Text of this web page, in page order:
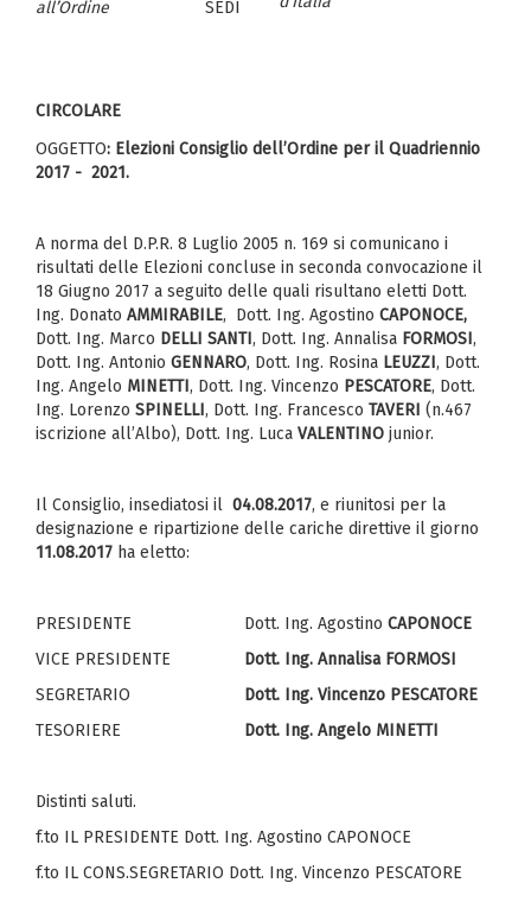
all’Ordine
SEDI
CIRCOLARE
OGGETTO: Elezioni Consiglio dell’Ordine per il Quadriennio
2017 - 2021.
A norma del D.P.R. 8 Luglio 2005 n. 169 si comunicano i
risultati delle Elezioni concluse in seconda convocazione il
18 Giugno 2017 a seguito delle quali risultano eletti Dott.
Ing. Donato AMMIRABILE, Dott. Ing. Agostino CAPONOCE,
Dott. Ing. Marco DELLI SANTI, Dott. Ing. Annalisa FORMOSI,
Dott. Ing. Antonio GENNARO, Dott. Ing. Rosina LEUZZI, Dott.
Ing. Angelo MINETTI, Dott. Ing. Vincenzo PESCATORE, Dott.
Ing. Lorenzo SPINELLI, Dott. Ing. Francesco TAVERI (n.467
iscrizione all’Albo), Dott. Ing. Luca VALENTINO junior.
Il Consiglio, insediatosi il 04.08.2017, e riunitosi per la
designazione e ripartizione delle cariche direttive il giorno
11.08.2017 ha eletto:
PRESIDENTE Dott. Ing. Agostino CAPONOCE
VICE PRESIDENTE
Dott. Ing. Annalisa FORMOSI
SEGRETARIO
TESORIERE
Dott. Ing. Vincenzo PESCATORE
Dott. Ing. Angelo MINETTI
Distinti saluti.
f.to IL PRESIDENTE Dott. Ing. Agostino CAPONOCE
f.to IL CONS.SEGRETARIO Dott. Ing. Vincenzo PESCATORE